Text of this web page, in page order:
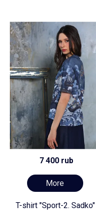
7 400 rub
More
T-shirt "Sport-2. Sadko"